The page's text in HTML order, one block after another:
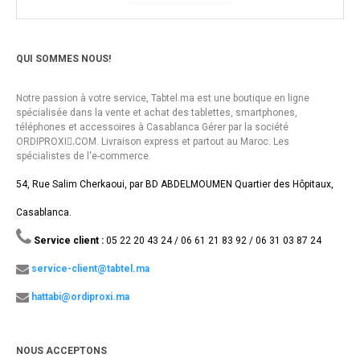
QUI SOMMES NOUS!
Notre passion à votre service, Tabtel.ma est une boutique en ligne
spécialisée dans la vente et achat des tablettes, smartphones,
téléphones et accessoires à Casablanca Gérer par la société
ORDIPROXI.ِCOM. Livraison express et partout au Maroc. Les
spécialistes de l'e-commerce.
54, Rue Salim Cherkaoui, par BD ABDELMOUMEN Quartier des Hôpitaux,
Casablanca.
Service client : 05 22 20 43 24 / 06 61 21 83 92 / 06 31 03 87 24
service-client@tabtel.ma
hattabi@ordiproxi.ma
NOUS ACCEPTONS